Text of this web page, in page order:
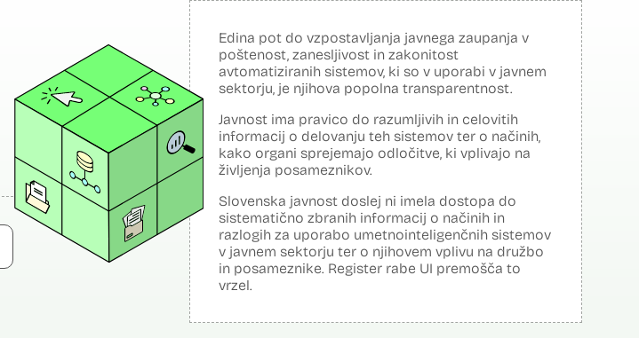
Edina pot do vzpostavljanja javnega zaupanja v
poštenost, zanesljivost in zakonitost
avtomatiziranih sistemov, ki so v uporabi v javnem
sektorju, je njihova popolna transparentnost.
Javnost ima pravico do razumljivih in celovitih
informacij o delovanju teh sistemov ter o načinih,
kako organi sprejemajo odločitve, ki vplivajo na
življenja posameznikov.
Slovenska javnost doslej ni imela dostopa do
sistematično zbranih informacij o načinih in
razlogih za uporabo umetnointeligenčnih sistemov
v javnem sektorju ter o njihovem vplivu na družbo
in posameznike. Register rabe UI premošča to
vrzel.